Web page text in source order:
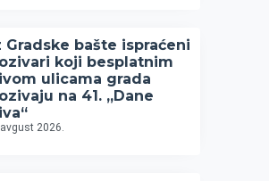
Gradske bašte ispraćeni
koji besplatnim
ulicama grada
na 41. „Dane
2026.